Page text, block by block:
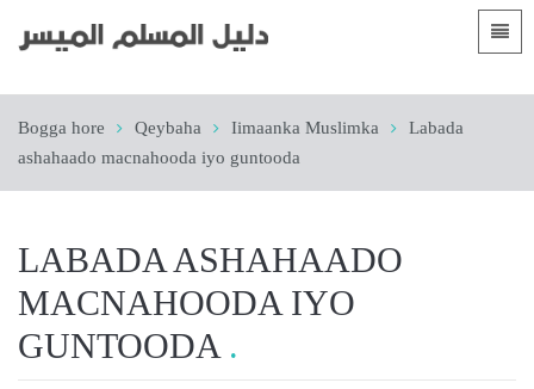
Hordhacyo
الأقسام
Shqip
简体中文
Bogga hore Qeybaha Iimaanka Muslimka
Labada
ashahaado macnahooda iyo guntooda
LABADA ASHAHAADO
MACNAHOODA IYO
GUNTOODA